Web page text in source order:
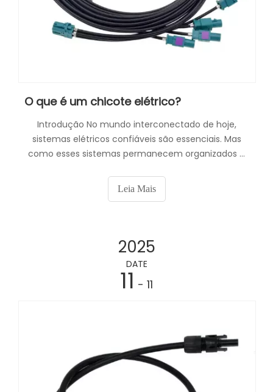
O que é um chicote elétrico?
Introdução No mundo interconectado de hoje,
sistemas elétricos confiáveis ​​são essenciais. Mas
como esses sistemas permanecem organizados e
Leia Mais
2025
DATE
11 - 11